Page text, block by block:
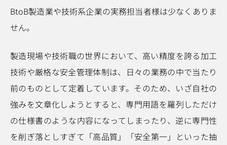
BtoB製造業や技術系企業の実務担当者様は少なくありま
せん。
製造現場や技術職の世界において、高い精度を誇る加工
技術や厳格な安全管理体制は、日々の業務の中で当たり
前のものとして定着しています。そのため、いざ自社の
強みを文章化しようとすると、専門用語を羅列しただけ
の仕様書のような内容になってしまったり、逆に専門性
を削ぎ落としすぎて「高品質」「安全第一」といった抽